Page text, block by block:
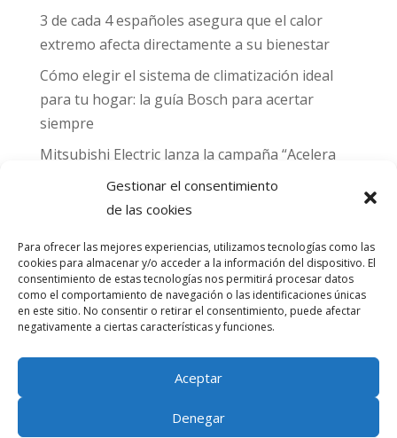
Gestionar el consentimiento
de las cookies
Para ofrecer las mejores experiencias, utilizamos tecnologías como las
cookies para almacenar y/o acceder a la información del dispositivo. El
consentimiento de estas tecnologías nos permitirá procesar datos
como el comportamiento de navegación o las identificaciones únicas
en este sitio. No consentir o retirar el consentimiento, puede afectar
negativamente a ciertas características y funciones.
Aceptar
Denegar
3 de cada 4 españoles asegura que el calor
extremo afecta directamente a su bienestar
Cómo elegir el sistema de climatización ideal
para tu hogar: la guía Bosch para acertar
siempre
Mitsubishi Electric lanza la campaña “Acelera
hacia MADRID 2026” y premia con entradas
para el Gran Premio de Fórmula 1 de Madrid
sello CO₂ Nulo: confort real, salud y
descarbonización en una sola vivienda
Comentarios
recientes